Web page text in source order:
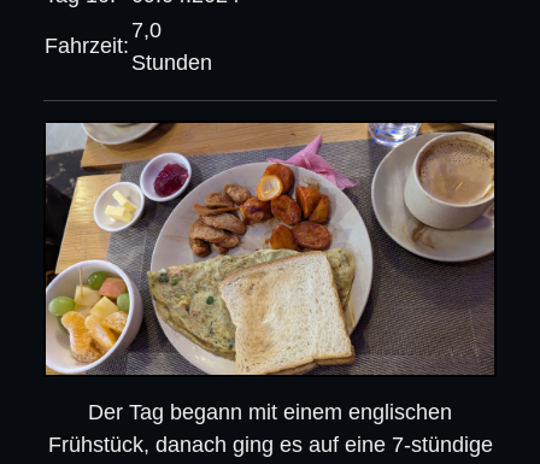
Fahrzeit:
7,0
Stunden
Der Tag begann mit einem englischen
Frühstück, danach ging es auf eine 7-stündige